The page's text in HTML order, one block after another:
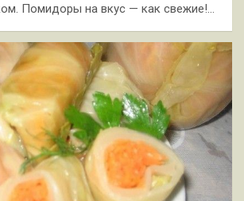
Помидоры на вкус — как свежие!…